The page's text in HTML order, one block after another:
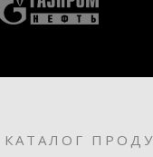
КАТАЛОГ